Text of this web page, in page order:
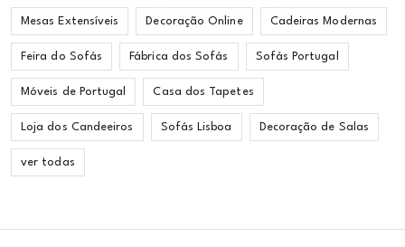
Mesas Extensíveis Decoração Online Cadeiras Modernas
Feira do Sofás Fábrica dos Sofás Sofás Portugal
Móveis de Portugal Casa dos Tapetes
Loja dos Candeeiros Sofás Lisboa Decoração de Salas
ver todas